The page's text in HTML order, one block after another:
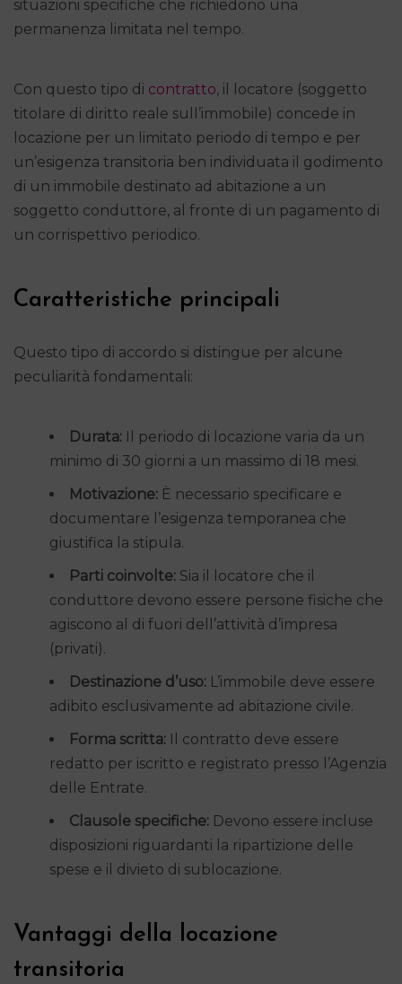
situazioni specifiche che richiedono una
permanenza limitata nel tempo.
Con questo tipo di contratto, il locatore (soggetto
titolare di diritto reale sull’immobile) concede in
locazione per un limitato periodo di tempo e per
un’esigenza transitoria ben individuata il godimento
di un immobile destinato ad abitazione a un
soggetto conduttore, al fronte di un pagamento di
un corrispettivo periodico.
Caratteristiche principali
Questo tipo di accordo si distingue per alcune
peculiarità fondamentali:
Durata: Il periodo di locazione varia da un
minimo di 30 giorni a un massimo di 18 mesi.
Motivazione: È necessario specificare e
documentare l’esigenza temporanea che
giustifica la stipula.
Parti coinvolte: Sia il locatore che il
conduttore devono essere persone fisiche che
agiscono al di fuori dell’attività d’impresa
(privati).
Destinazione d’uso: L’immobile deve essere
adibito esclusivamente ad abitazione civile.
Forma scritta: Il contratto deve essere
redatto per iscritto e registrato presso l’Agenzia
delle Entrate.
Clausole specifiche: Devono essere incluse
disposizioni riguardanti la ripartizione delle
spese e il divieto di sublocazione.
Vantaggi della locazione
transitoria